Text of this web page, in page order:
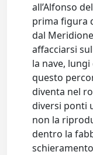
all’Alfonso
prima figura
dal
affacciarsi
la nave,
questo
diventa nel
diversi ponti
non la
dentro la